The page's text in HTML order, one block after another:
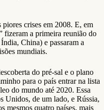
crises em 2008. E, em
fizeram a primeira reunião do
China) e passaram a
mundiais.
do pré-sal e o plano
para o país entrar na lista
do mundo até 2020. Essa
Unidos, de um lado, e Rússia,
mesmos quatro países, mais